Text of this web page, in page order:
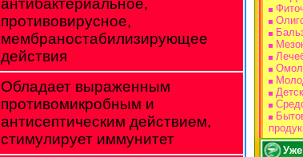
антибактериальное,
противовирусное,
мембраностабилизирующее
действия
Обладает выраженным
противомикробным и
антисептическим действием,
стимулирует иммунитет